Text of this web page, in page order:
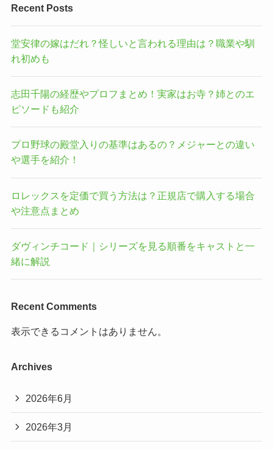
Recent Posts
堂安律の嫁はだれ？怪しいと言われる理由は？職業や馴
れ初めも
志田千陽の経歴やプロフまとめ！実家はお寺？姉とのエ
ピソードも紹介
プロ野球の殿堂入りの基準はあるの？メジャーとの違い
や選手を紹介！
ロレックスを定価で買う方法は？正規店で購入する場合
や注意点まとめ
ダヴィンチコード｜シリーズを見る順番をキャストと一
緒に解説
Recent Comments
表示できるコメントはありません。
Archives
2026年6月
2026年3月